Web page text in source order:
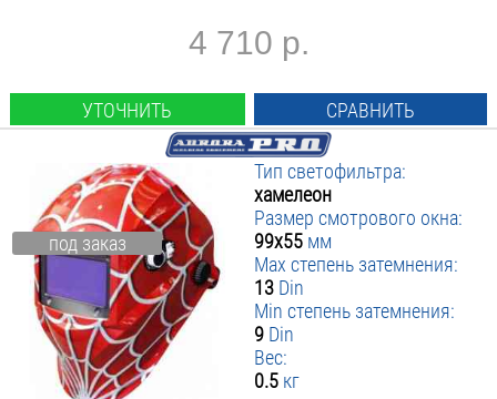
4 710 р.
УТОЧНИТЬ СРАВНИТЬ
под заказ
Тип светофильтра:
хамелеон
Размер смотрового окна:
99х55 мм
Max степень затемнения:
13 Din
Min степень затемнения:
9 Din
Вес:
0.5 кг